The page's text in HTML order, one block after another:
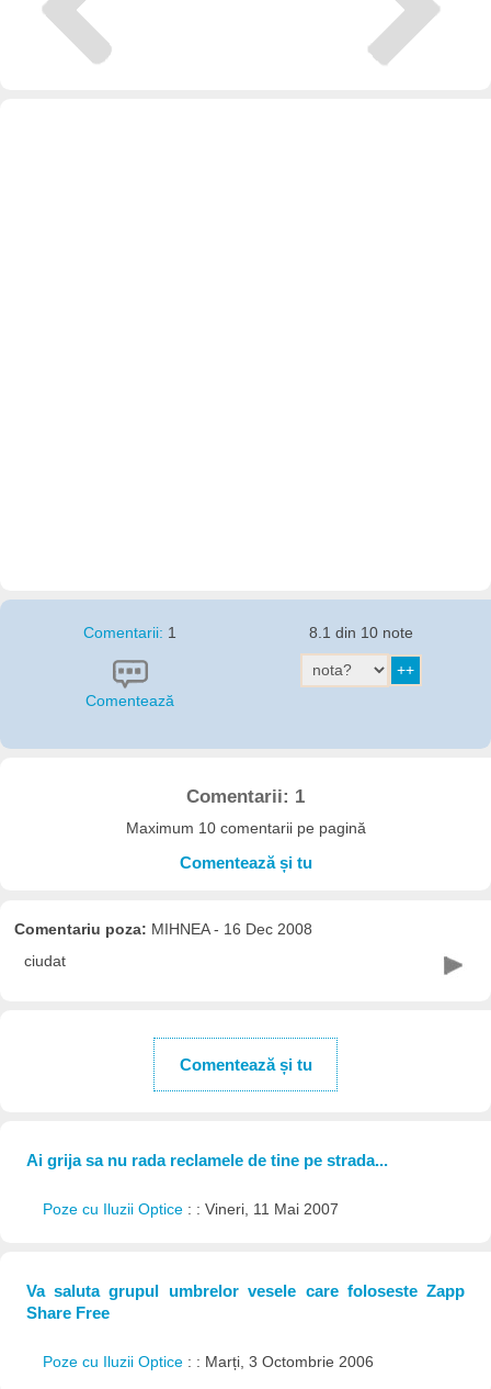
Comentarii: 1
Comentează
8.1 din 10 note
Comentarii: 1
Maximum 10 comentarii pe pagină
Comentează și tu
Comentariu poza: MIHNEA - 16 Dec 2008
ciudat
Comentează și tu
Ai grija sa nu rada reclamele de tine pe strada...
Poze cu Iluzii Optice : : Vineri, 11 Mai 2007
Va saluta grupul umbrelor vesele care foloseste Zapp
Share Free
Poze cu Iluzii Optice : : Marți, 3 Octombrie 2006